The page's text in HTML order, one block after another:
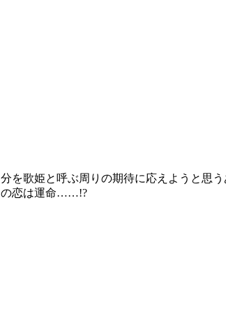
を歌姫と呼ぶ周りの期待に応えようと思
の恋は運命……!?